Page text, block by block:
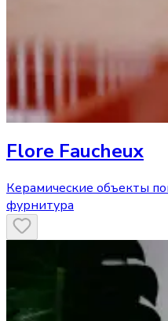
Flore Faucheux
Керамические объекты
фурнитура